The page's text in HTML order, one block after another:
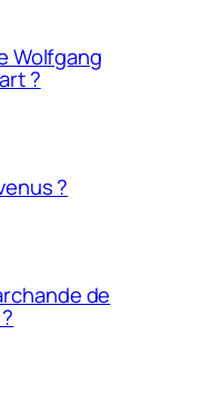
Wolfgang
?
?
de